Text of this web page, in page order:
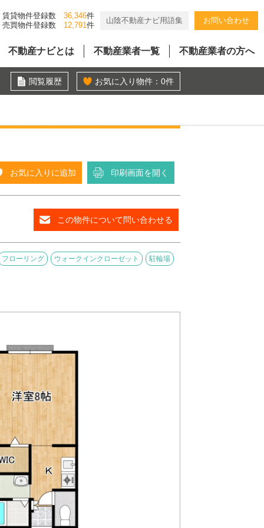
賃貸物件登録数 36,346件
売買物件登録数
12,791件
山陰不動産ナビ用語集 お問い合わせ
不動産ナビとは 不動産業者一覧 不動産業者の方へ
閲覧履歴 お気に入り物件： 0件
お気に入りに追加 印刷画面を開く
この物件について問い合わせる
フローリング ウォークインクローゼット 駐輪場